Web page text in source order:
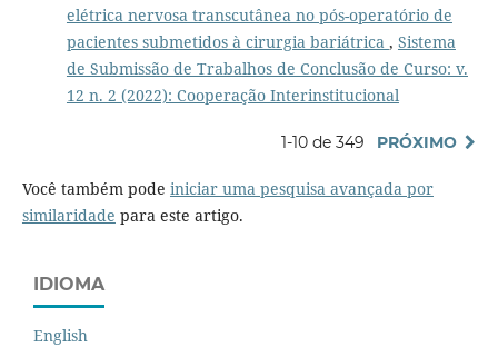
elétrica nervosa transcutânea no pós-operatório de
pacientes submetidos à cirurgia bariátrica , Sistema
de Submissão de Trabalhos de Conclusão de Curso: v.
12 n. 2 (2022): Cooperação Interinstitucional
1-10 de 349 PRÓXIMO
Você também pode iniciar uma pesquisa avançada por
similaridade para este artigo.
IDIOMA
English